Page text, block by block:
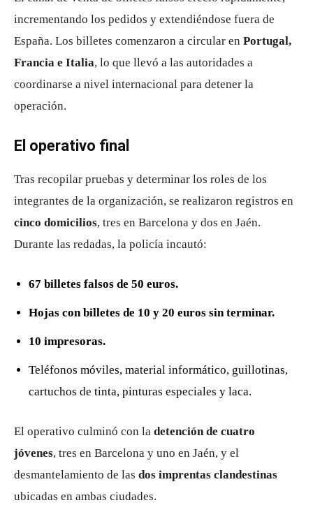
incrementando los pedidos y extendiéndose fuera de
España. Los billetes comenzaron a circular en Portugal,
Francia e Italia, lo que llevó a las autoridades a
coordinarse a nivel internacional para detener la
operación.
El operativo final
Tras recopilar pruebas y determinar los roles de los
integrantes de la organización, se realizaron registros en
cinco domicilios, tres en Barcelona y dos en Jaén.
Durante las redadas, la policía incautó:
67 billetes falsos de 50 euros.
Hojas con billetes de 10 y 20 euros sin terminar.
10 impresoras.
Teléfonos móviles, material informático, guillotinas,
cartuchos de tinta, pinturas especiales y laca.
El operativo culminó con la detención de cuatro
jóvenes, tres en Barcelona y uno en Jaén, y el
desmantelamiento de las dos imprentas clandestinas
ubicadas en ambas ciudades.